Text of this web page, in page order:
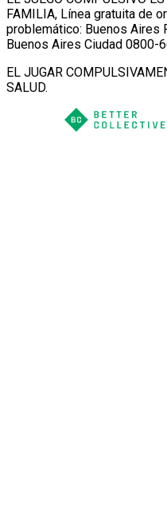
FAMILIA, Línea gratuita de
problemático: Buenos Aires
Buenos Aires Ciudad 0800-
EL JUGAR
SALUD.